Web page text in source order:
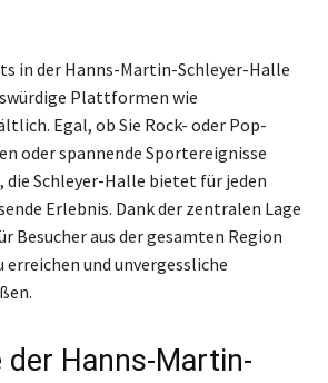
in der Hanns-Martin-Schleyer-Halle
Plattformen wie
Egal, ob Sie Rock- oder Pop-
oder spannende Sportereignisse
Schleyer-Halle bietet für jeden
Erlebnis. Dank der zentralen Lage
Besucher aus der gesamten Region
erreichen und unvergessliche
der Hanns-Martin-